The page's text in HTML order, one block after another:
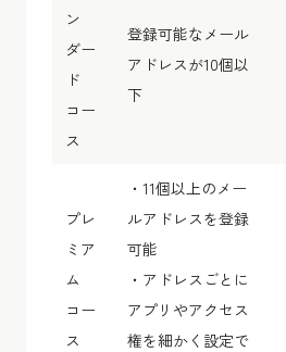
ン
ダー
ド
コー
ス
登録可能なメール
アドレスが10個以
下
プレ
ミア
ム
コー
ス
・11個以上のメー
ルアドレスを登録
可能
・アドレスごとに
アプリやアクセス
権を細かく設定で